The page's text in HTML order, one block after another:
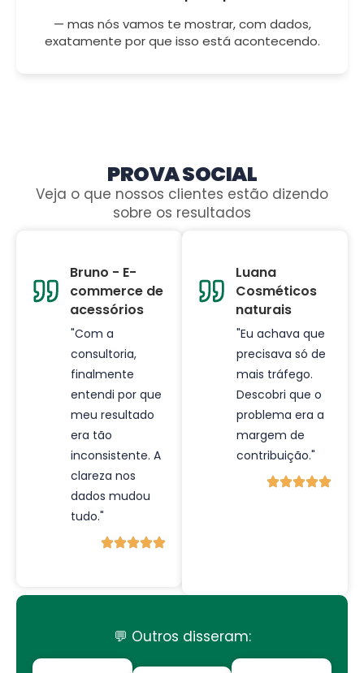
— mas nós vamos te mostrar, com dados,
exatamente por que isso está acontecendo.
PROVA SOCIAL
Veja o que nossos clientes estão dizendo
sobre os resultados
Bruno - E-
commerce de
acessórios
"Com a
consultoria,
finalmente
entendi por que
meu resultado
era tão
inconsistente. A
clareza nos
dados mudou
tudo."
Luana
Cosméticos
naturais
"Eu achava que
precisava só de
mais tráfego.
Descobri que o
problema era a
margem de
contribuição."
💬 Outros disseram: